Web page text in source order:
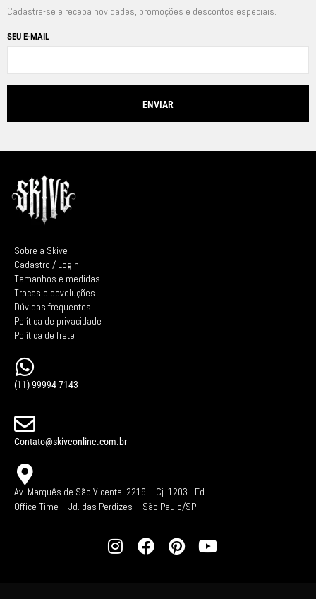
Cadastre-se e receba novidades, promoções e descontos especiais.
SEU E-MAIL
Sobre a Skive
Cadastro / Login
Tamanhos e medidas
Trocas e devoluções
Dúvidas frequentes
Política de privacidade
Política de frete
(11) 99994-7143
Contato@skiveonline.com.br
Av. Marquês de São Vicente, 2219 – Cj. 1203 - Ed.
Office Time – Jd. das Perdizes – São Paulo/SP